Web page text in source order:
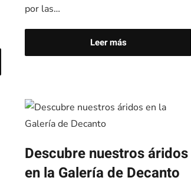
por las…
Leer más
Descubre nuestros áridos
en la Galería de Decanto